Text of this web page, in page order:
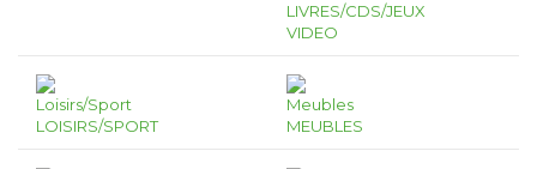
LIVRES/CDS/JEUX
VIDEO
LOISIRS/SPORT MEUBLES